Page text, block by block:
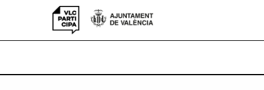
VLCParticipa